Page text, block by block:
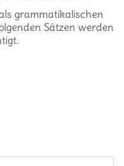
grammatikalischen
Sätzen werden